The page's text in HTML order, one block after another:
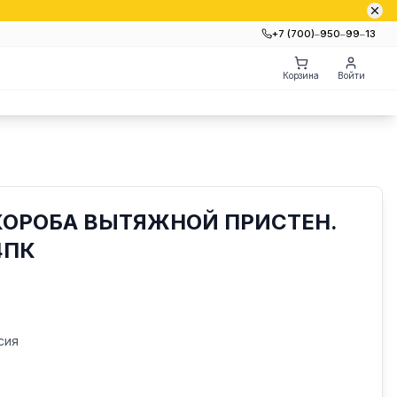
+7 (700)‒950‒99‒13
Корзина Войти
ВЫТЯЖНОЙ ПРИСТЕН.